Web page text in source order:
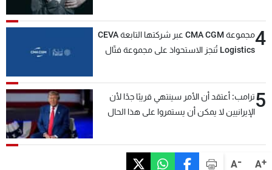
A+
A-
4
مجموعة CMA CGM عبر شركتها التابعة CEVA
Logistics تُنجز الاستحواذ على مجموعة فتّال
5ترامب: أعتقد أن الأمر سينتهي قريبًا جدًا لأن
الإيرانيين لا يمكن أن يستمروا على هذا الحال